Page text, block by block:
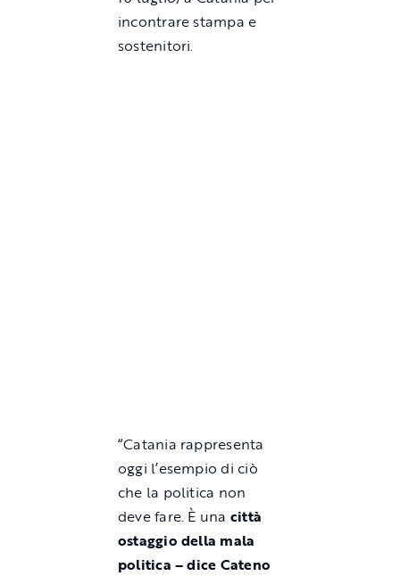
incontrare stampa e
sostenitori.
“Catania rappresenta
oggi l’esempio di ciò
che la politica non
deve fare. È una città
ostaggio della mala
politica – dice Cateno